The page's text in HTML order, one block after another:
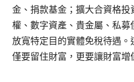
金、捐款基金；擴大合資格
權、數字資產、貴金屬、私募
放寬特定目的實體免稅待遇
僅要留住財富，更要讓財富增